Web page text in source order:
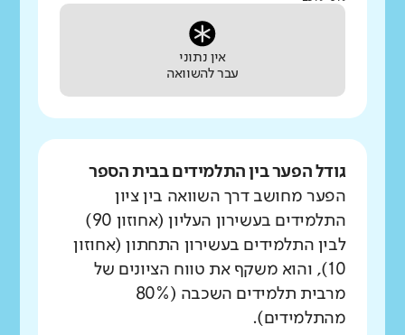
אין נתוני
עבר להשוואה
גודל הפער בין התלמידים בבית הספר
הפער מחושב דרך השוואה בין ציון
התלמידים בעשירון העליון (אחוזון 90)
לבין התלמידים בעשירון התחתון (אחוזון
10), והוא משקף את טווח הציונים של
מרבית תלמידים השכבה (80%
מהתלמידים).